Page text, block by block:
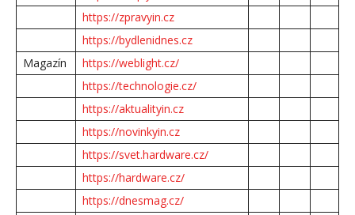
https://zpravyin.cz
https://bydlenidnes.cz
Magazín
https://weblight.cz/
https://technologie.cz/
https://aktualityin.cz
https://novinkyin.cz
https://svet.hardware.cz/
https://hardware.cz/
https://dnesmag.cz/